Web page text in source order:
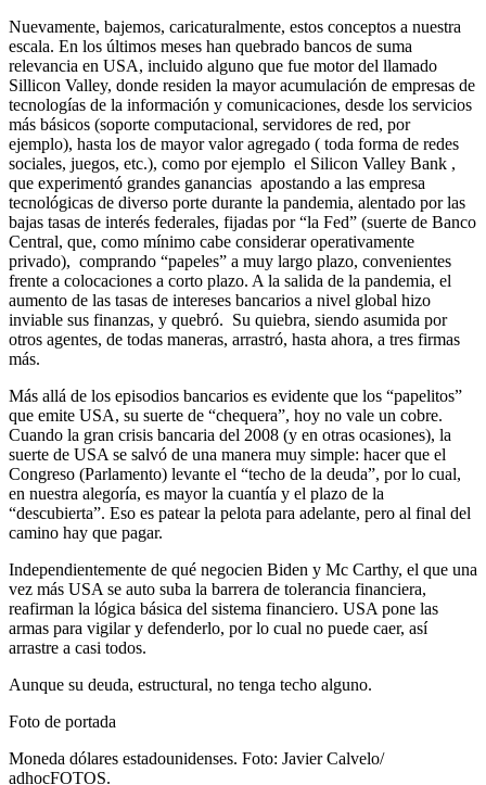
Nuevamente, bajemos, caricaturalmente, estos conceptos a nuestra
escala. En los últimos meses han quebrado bancos de suma
relevancia en USA, incluido alguno que fue motor del llamado
Sillicon Valley, donde residen la mayor acumulación de empresas de
tecnologías de la información y comunicaciones, desde los servicios
más básicos (soporte computacional, servidores de red, por
ejemplo), hasta los de mayor valor agregado ( toda forma de redes
sociales, juegos, etc.), como por ejemplo el Silicon Valley Bank ,
que experimentó grandes ganancias apostando a las empresa
tecnológicas de diverso porte durante la pandemia, alentado por las
bajas tasas de interés federales, fijadas por “la Fed” (suerte de Banco
Central, que, como mínimo cabe considerar operativamente
privado), comprando “papeles” a muy largo plazo, convenientes
frente a colocaciones a corto plazo. A la salida de la pandemia, el
aumento de las tasas de intereses bancarios a nivel global hizo
inviable sus finanzas, y quebró. Su quiebra, siendo asumida por
otros agentes, de todas maneras, arrastró, hasta ahora, a tres firmas
más.
Más allá de los episodios bancarios es evidente que los “papelitos”
que emite USA, su suerte de “chequera”, hoy no vale un cobre.
Cuando la gran crisis bancaria del 2008 (y en otras ocasiones), la
suerte de USA se salvó de una manera muy simple: hacer que el
Congreso (Parlamento) levante el “techo de la deuda”, por lo cual,
en nuestra alegoría, es mayor la cuantía y el plazo de la
“descubierta”. Eso es patear la pelota para adelante, pero al final del
camino hay que pagar.
Independientemente de qué negocien Biden y Mc Carthy, el que una
vez más USA se auto suba la barrera de tolerancia financiera,
reafirman la lógica básica del sistema financiero. USA pone las
armas para vigilar y defenderlo, por lo cual no puede caer, así
arrastre a casi todos.
Aunque su deuda, estructural, no tenga techo alguno.
Foto de portada
Moneda dólares estadounidenses. Foto: Javier Calvelo/
adhocFOTOS.